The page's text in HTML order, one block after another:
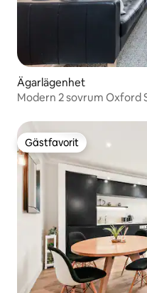
Ägarlägenhet
Modern 2 sovrum Oxford
Gästfavorit
Gästfavorit